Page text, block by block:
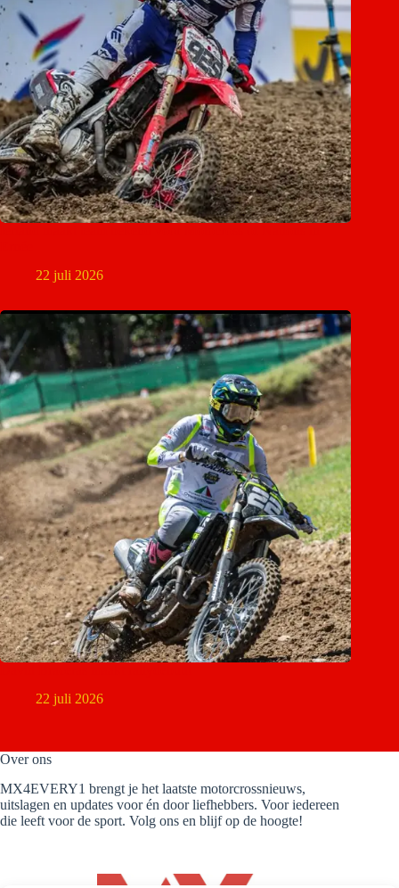
22 juli 2026
22 juli 2026
Over ons
MX4EVERY1 brengt je het laatste motorcrossnieuws,
uitslagen en updates voor én door liefhebbers. Voor iedereen
die leeft voor de sport. Volg ons en blijf op de hoogte!